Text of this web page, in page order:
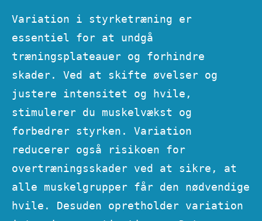
Variation i styrketræning er
essentiel for at undgå
træningsplateauer og forhindre
skader. Ved at skifte øvelser og
justere intensitet og hvile,
stimulerer du muskelvækst og
forbedrer styrken. Variation
reducerer også risikoen for
overtræningsskader ved at sikre, at
alle muskelgrupper får den nødvendige
hvile. Desuden opretholder variation